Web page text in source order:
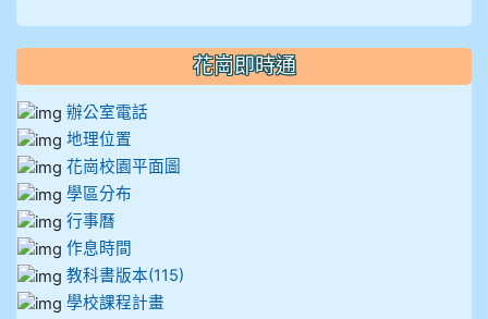
910呂芃澔
911王祉傑
911張 婷
912彭子宸
914王苡澄
花崗即時通
辦公室電話
地理位置
花崗校園平面圖
學區分布
行事曆
作息時間
教科書版本(115)
學校課程計畫